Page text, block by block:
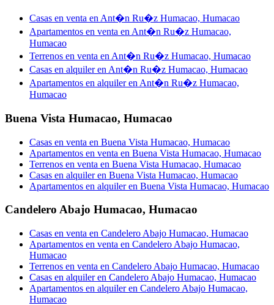
Casas en venta en Ant�n Ru�z Humacao, Humacao
Apartamentos en venta en Ant�n Ru�z Humacao,
Humacao
Terrenos en venta en Ant�n Ru�z Humacao, Humacao
Casas en alquiler en Ant�n Ru�z Humacao, Humacao
Apartamentos en alquiler en Ant�n Ru�z Humacao,
Humacao
Buena Vista Humacao, Humacao
Casas en venta en Buena Vista Humacao, Humacao
Apartamentos en venta en Buena Vista Humacao, Humacao
Terrenos en venta en Buena Vista Humacao, Humacao
Casas en alquiler en Buena Vista Humacao, Humacao
Apartamentos en alquiler en Buena Vista Humacao, Humacao
Candelero Abajo Humacao, Humacao
Casas en venta en Candelero Abajo Humacao, Humacao
Apartamentos en venta en Candelero Abajo Humacao,
Humacao
Terrenos en venta en Candelero Abajo Humacao, Humacao
Casas en alquiler en Candelero Abajo Humacao, Humacao
Apartamentos en alquiler en Candelero Abajo Humacao,
Humacao